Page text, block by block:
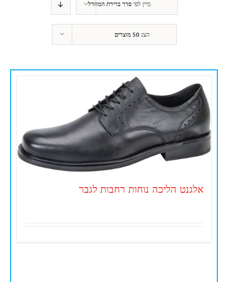
מיין לפיסדר ברירת המחדל
הצג50 מוצרים
אלגנט הליכה נוחות רחבות לגבר